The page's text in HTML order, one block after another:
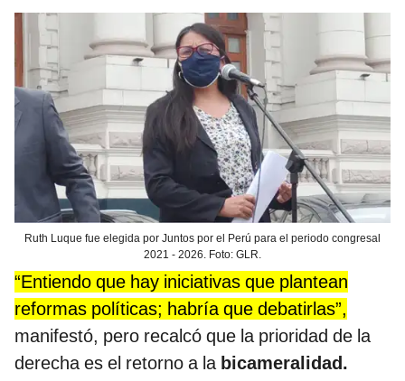
Ruth Luque fue elegida por Juntos por el Perú para el periodo congresal
2021 - 2026. Foto: GLR.
“Entiendo que hay iniciativas que plantean
reformas políticas; habría que debatirlas”,
manifestó, pero recalcó que la prioridad de la
derecha es el retorno a la bicameralidad.